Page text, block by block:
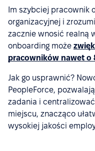
Im szybciej pracownik
organizacyjnej i
zacznie wnosić realną
onboarding może
pracowników nawet o
Jak go usprawnić?
PeopleForce,
zadania i
miejscu, znacząco
wysokiej jakości